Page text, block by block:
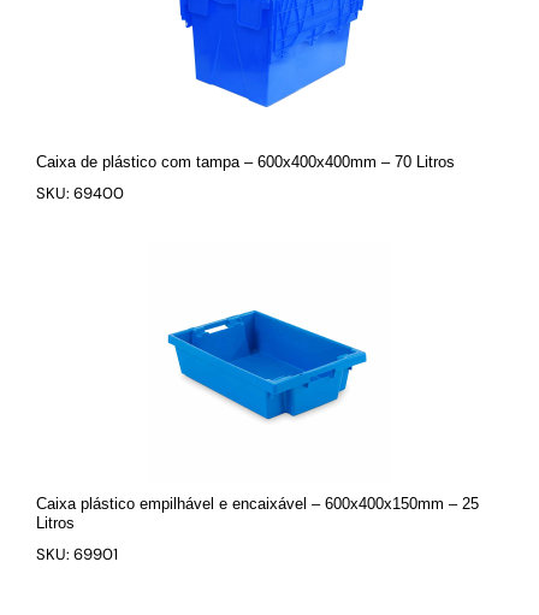
Caixa de plástico com tampa – 600x400x400mm – 70 Litros
SKU: 69400
Caixa plástico empilhável e encaixável – 600x400x150mm – 25
Litros
SKU: 69901